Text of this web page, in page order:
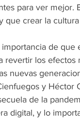
para ver mejor.
que crear la
de
revertir los
nuevas
y Héctor
de la
digital, y lo